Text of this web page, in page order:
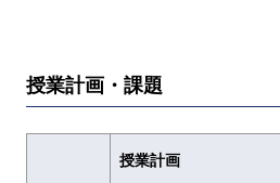
授業計画・課題
授業計画